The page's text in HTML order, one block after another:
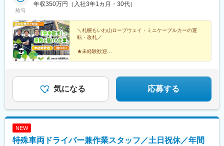
給与
年収350万円（入社3年1カ月・30代）
＼札幌もいわ山ロープウェイ・ミニケーブルカーの運
転・改札／
★未経験歓迎
★各種手当充実
★転勤なし
気になる 応募する
NEW
特殊車両ドライバー兼作業スタッフ／土日祝休／年間